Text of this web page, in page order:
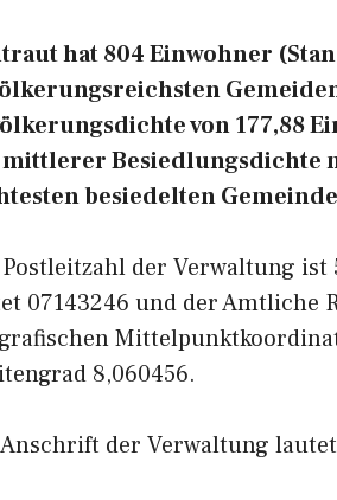
hat 804 Einwohner
von 177,88
Besiedlungsdichte
besiedelten
der Verwaltung ist
07143246 und der Amtliche
8,060456.
der Verwaltung